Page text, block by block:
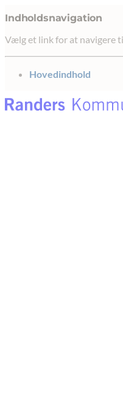
Indholdsnavigation
Vælg et link for at navigere
gå til
Hovedindhold